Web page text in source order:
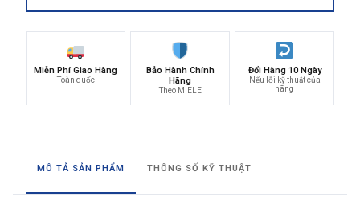
Miễn Phí Giao Hàng
Toàn quốc
Bảo Hành Chính
Hãng
Theo MIELE
Đổi Hàng 10 Ngày
Nếu lỗi kỹ thuật của
hãng
MÔ TẢ SẢN PHẨM THÔNG SỐ KỸ THUẬT